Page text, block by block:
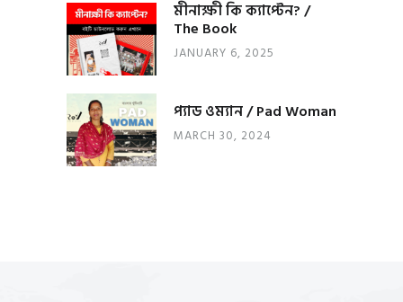
মীনাক্ষী কি ক্যাপ্টেন? /
The Book
JANUARY 6, 2025
প্যাড ওম্যান / Pad Woman
MARCH 30, 2024